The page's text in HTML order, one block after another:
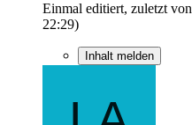
Einmal editiert, zuletzt von
22:29)
Inhalt melden